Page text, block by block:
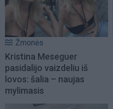
Žmonės
Kristina Meseguer
pasidalijo vaizdeliu iš
lovos: šalia – naujas
mylimasis